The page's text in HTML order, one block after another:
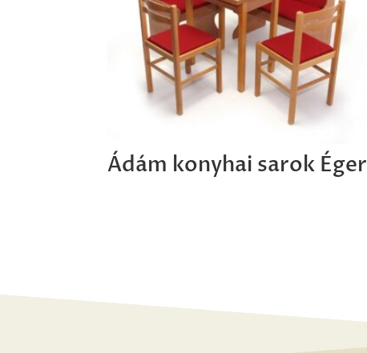
Ádám konyhai sarok Éger